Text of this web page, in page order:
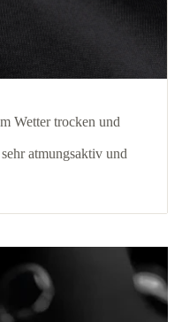
Wetter trocken und
atmungsaktiv und